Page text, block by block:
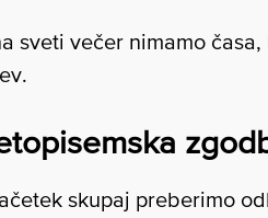
sveti večer nimamo
skupaj preberimo